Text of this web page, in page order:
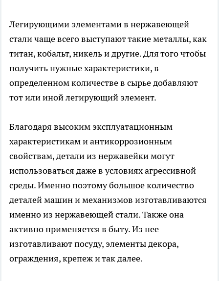
Легирующими элементамив нержавеющей
сталичаще всего выступают такие металлы, как
титан, кобальт, никель и другие. Для того чтобы
получить нужные характеристики, в
определенном количестве в сырье добавляют
тот или иной легирующий элемент.
Благодаря высоким эксплуатационным
характеристикам и антикоррозионным
свойствам, детали из нержавейки могут
использоваться даже в условиях агрессивной
среды. Именно поэтому большое количество
деталей машин и механизмов изготавливаются
именно из нержавеющей стали. Также она
активно применяется в быту. Из нее
изготавливают посуду, элементы декора,
ограждения, крепеж и так далее.